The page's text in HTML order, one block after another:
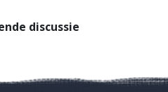
discussie